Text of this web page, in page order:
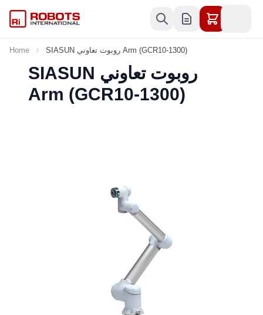
Home SIASUN روبوت تعاوني Arm (GCR10-1300)
SIASUN روبوت تعاوني
Arm (GCR10-1300)